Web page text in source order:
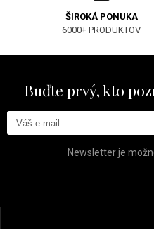
ŠIROKÁ PONUKA
6000+ PRODUKTOV
Buďte prvý, kto
Newsletter je